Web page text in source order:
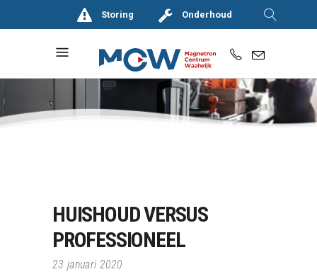
Storing Onderhoud
HUISHOUD VERSUS
PROFESSIONEEL
23 januari 2020